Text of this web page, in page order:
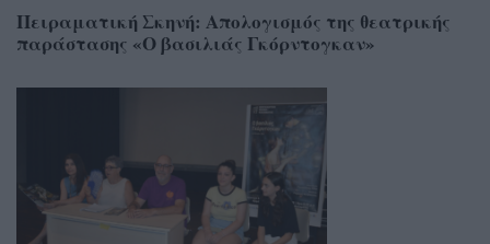
Πειραματική Σκηνή: Απολογισμός της θεατρικής
παράστασης «Ο βασιλιάς Γκόρντογκαν»